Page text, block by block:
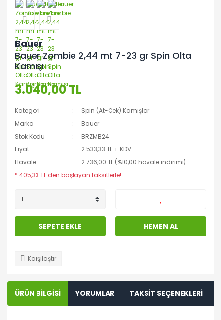
Bauer
Bauer Zombie 2,44 mt 7-23 gr Spin Olta
Kamışı
3.040,00 TL
Kategori
Spin (At-Çek) Kamışlar
Marka
Bauer
Stok Kodu
BRZMB24
Fiyat
2.533,33 TL + KDV
Havale
2.736,00 TL (%10,00 havale indirimi)
* 405,33 TL den başlayan taksitlerle!
SEPETE EKLE HEMEN AL
Karşılaştır
ÜRÜN BİLGİSİ YORUMLAR TAKSİT SEÇENEKLERİ